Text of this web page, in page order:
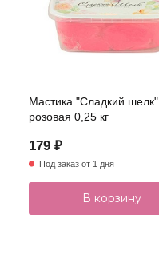
Мастика "Сладкий
розовая 0,25 кг
179 ₽
Под заказ от 1 дня
В корзину